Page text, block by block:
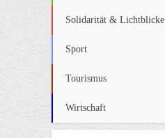
Solidarität & Lichtblicke
Sport
Tourismus
Wirtschaft